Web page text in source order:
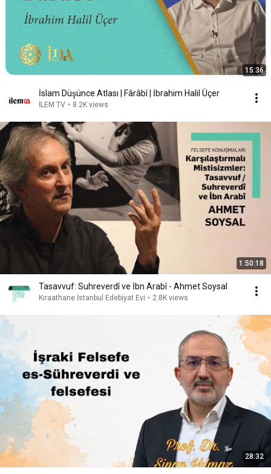
15:36
İslam Düşünce Atlası | Fârâbî | İbrahim Halil Üçer
İLEM TV • 8.2K views
1:50:18
Tasavvuf: Suhreverdî ve İbn Arabî - Ahmet Soysal
Kıraathane İstanbul Edebiyat Evi • 2.8K views
28:32